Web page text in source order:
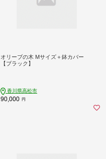
オリーブの木 Mサイズ＋鉢カバー
【ブラック】
香川県高松市
90,000 円